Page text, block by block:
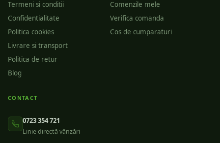
Termeni si conditii
Confidentialitate
Politica cookies
Livrare si transport
Politica de retur
Blog
Comenzile mele
Verifica comanda
Cos de cumparaturi
CONTACT
0723 354 721
Linie directă vânzări